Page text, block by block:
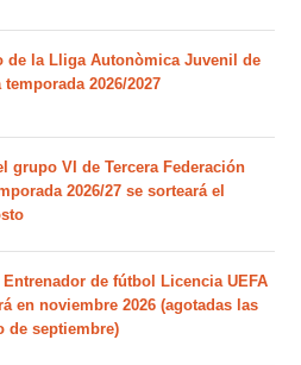
de la Lliga Autonòmica Juvenil de
2026/2027
grupo VI de Tercera Federación
2026/27 se sorteará el
de fútbol Licencia UEFA
en noviembre 2026 (agotadas las
de septiembre)